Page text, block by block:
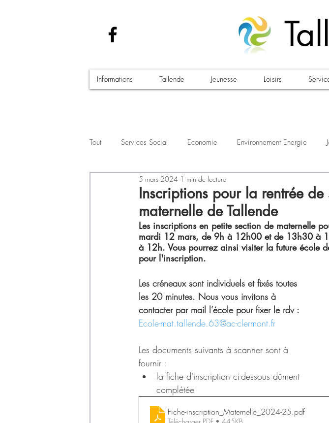
Informations Tallende Jeunesse Loisirs
Tout Services Social Economie Environnement Energie
Santé - Covid-19 Culture Manifestations
Inscriptions pour la rentrée
maternelle de Tallende
5 mars 2024 1 min de lecture
Les inscriptions en petite section de maternelle
mardi 12 mars, de 9h à 12h00 et de 13h30 à
à 12h. Vous pourrez ainsi visiter la future école
pour l'inscription.
Les créneaux sont individuels et fixés toutes
les 20 minutes. Nous vous invitons à
contacter par mail l’école pour fixer le rdv :
Ecole-mat.tallende.63@ac-clermont.fr
Les documents suivants à scanner sont à
fournir :
la fiche d'inscription ci-dessous dûment
complétée
Fiche-inscription_Maternelle_2024-25.pdf